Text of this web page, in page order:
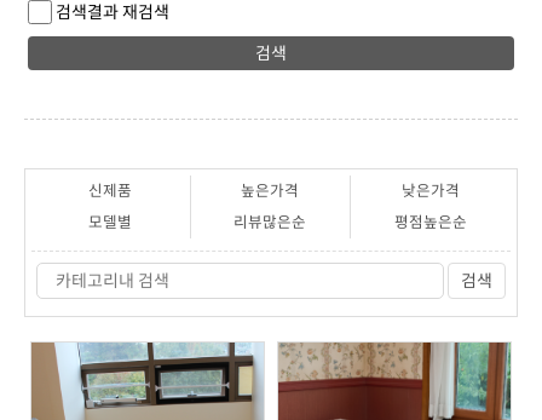
검색결과 재검색
검색
신제품 높은가격
낮은가격
모델별
리뷰많은순 평점높은순
검색